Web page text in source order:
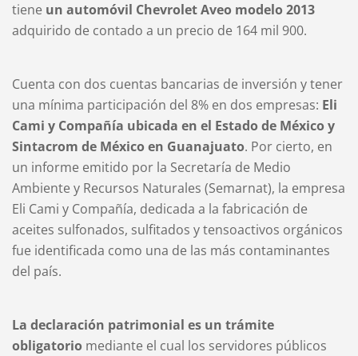
tiene un automóvil Chevrolet Aveo modelo 2013
adquirido de contado a un precio de 164 mil 900.
Cuenta con dos cuentas bancarias de inversión y tener
una mínima participación del 8% en dos empresas: Eli
Cami y Compañía ubicada en el Estado de México y
Sintacrom de México en Guanajuato. Por cierto, en
un informe emitido por la Secretaría de Medio
Ambiente y Recursos Naturales (Semarnat), la empresa
Eli Cami y Compañía, dedicada a la fabricación de
aceites sulfonados, sulfitados y tensoactivos orgánicos
fue identificada como una de las más contaminantes
del país.
La declaración patrimonial es un trámite
obligatorio mediante el cual los servidores públicos